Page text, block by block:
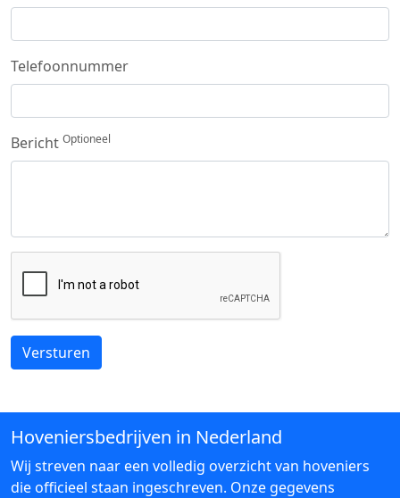
Telefoonnummer
Bericht Optioneel
Versturen
Hoveniersbedrijven in Nederland
Wij streven naar een volledig overzicht van hoveniers
die officieel staan ingeschreven. Onze gegevens